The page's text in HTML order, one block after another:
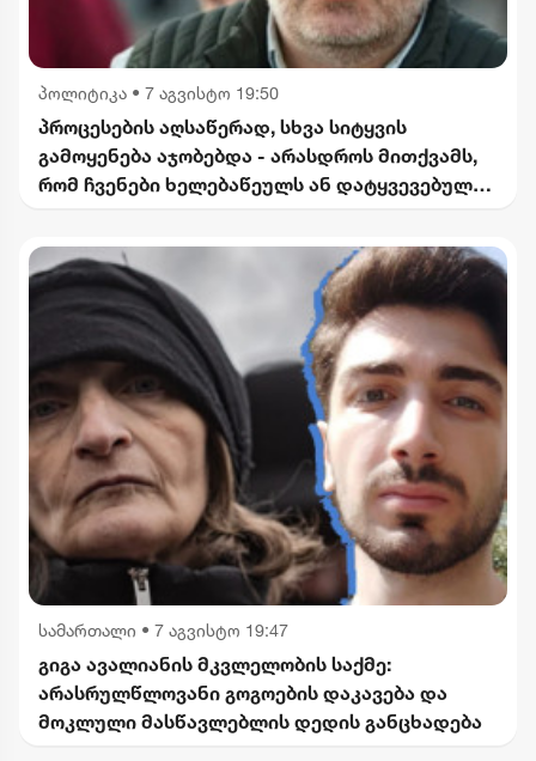
პოლიტიკა • 7 აგვისტო 19:50
პროცესების აღსაწერად, სხვა სიტყვის
გამოყენება აჯობებდა - არასდროს მითქვამს,
რომ ჩვენები ხელებაწეულს ან დატყვევებულს
სამართალი • 7 აგვისტო 19:47
გიგა ავალიანის მკვლელობის საქმე:
არასრულწლოვანი გოგოების დაკავება და
მოკლული მასწავლებლის დედის განცხადება